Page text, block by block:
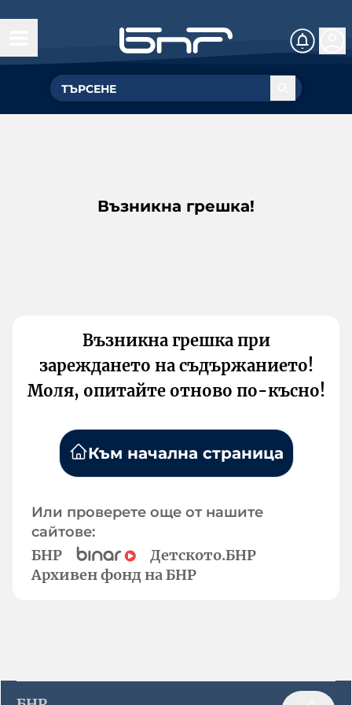
Възникна грешка!
Възникна грешка при
зареждането на съдържанието!
Моля, опитайте отново по-късно!
Към начална страница
Или проверете още от нашите
сайтове:
БНР
Детското.БНР
Архивен фонд на БНР